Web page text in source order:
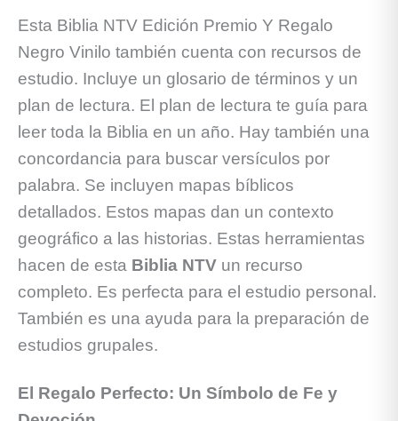
Esta Biblia NTV Edición Premio Y Regalo
Negro Vinilo también cuenta con recursos de
estudio. Incluye un glosario de términos y un
plan de lectura. El plan de lectura te guía para
leer toda la Biblia en un año. Hay también una
concordancia para buscar versículos por
palabra. Se incluyen mapas bíblicos
detallados. Estos mapas dan un contexto
geográfico a las historias. Estas herramientas
hacen de esta Biblia NTV un recurso
completo. Es perfecta para el estudio personal.
También es una ayuda para la preparación de
estudios grupales.
El Regalo Perfecto: Un Símbolo de Fe y